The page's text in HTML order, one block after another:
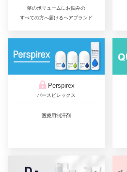
髪のボリュームにお悩みの
すべての方へ届けるヘアブランド
Perspirex
パースピレックス
医療用制汗剤